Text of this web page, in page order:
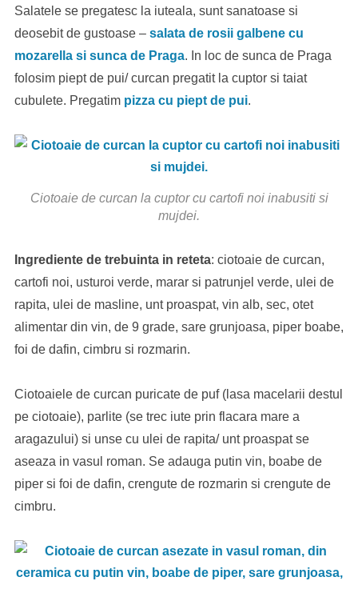
Salatele se pregatesc la iuteala, sunt sanatoase si
deosebit de gustoase – salata de rosii galbene cu
mozarella si sunca de Praga. In loc de sunca de Praga
folosim piept de pui/ curcan pregatit la cuptor si taiat
cubulete. Pregatim pizza cu piept de pui.
Ciotoaie de curcan la cuptor cu cartofi noi inabusiti si
mujdei.
Ingrediente de trebuinta in reteta: ciotoaie de curcan,
cartofi noi, usturoi verde, marar si patrunjel verde, ulei de
rapita, ulei de masline, unt proaspat, vin alb, sec, otet
alimentar din vin, de 9 grade, sare grunjoasa, piper boabe,
foi de dafin, cimbru si rozmarin.
Ciotoaiele de curcan puricate de puf (lasa macelarii destul
pe ciotoaie), parlite (se trec iute prin flacara mare a
aragazului) si unse cu ulei de rapita/ unt proaspat se
aseaza in vasul roman. Se adauga putin vin, boabe de
piper si foi de dafin, crengute de rozmarin si crengute de
cimbru.